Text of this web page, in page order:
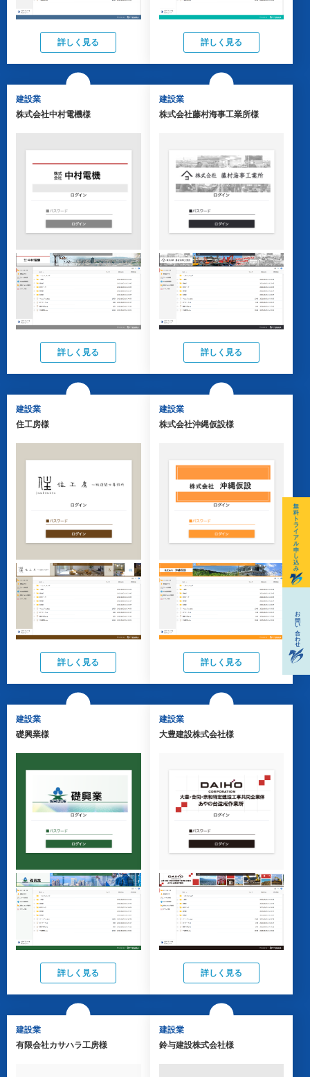
詳しく見る 詳しく見る
建設業
株式会社中村電機様
詳しく見る
建設業
株式会社藤村海事工業所様
詳しく見る
建設業
住工房様
詳しく見る
建設業
株式会社沖縄仮設様
詳しく見る
建設業
礎興業様
詳しく見る
建設業
大豊建設株式会社様
詳しく見る
建設業
有限会社カサハラ工房様
建設業
鈴与建設株式会社様